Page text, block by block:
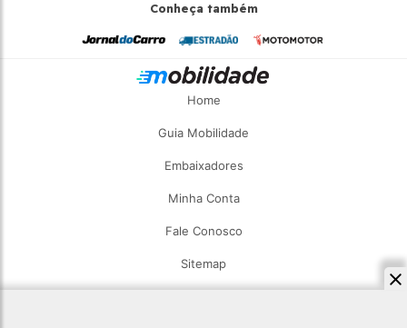
Conheça também
Home
Guia Mobilidade
Embaixadores
Minha Conta
Fale Conosco
Sitemap